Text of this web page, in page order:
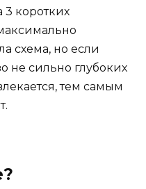
3 коротких
схема, но если
не сильно глубоких
тем самым